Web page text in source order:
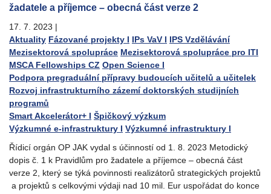
žadatele a příjemce – obecná část verze 2
17. 7. 2023 |
Aktuality Fázované projekty I IPs VaV I IPS Vzdělávání
Mezisektorová spolupráce Mezisektorová spolupráce pro ITI
MSCA Fellowships CZ Open Science I
Podpora pregraduální přípravy budoucích učitelů a učitelek
Rozvoj infrastrukturního zázemí doktorských studijních
programů
Smart Akcelerátor+ I Špičkový výzkum
Výzkumné e-infrastruktury I Výzkumné infrastruktury I
Řídicí orgán OP JAK vydal s účinností od 1. 8. 2023 Metodický
dopis č. 1 k Pravidlům pro žadatele a příjemce – obecná část
verze 2, který se týká povinnosti realizátorů strategických projektů
a projektů s celkovými výdaji nad 10 mil. Eur uspořádat do konce